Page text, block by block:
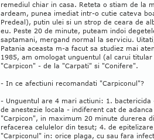
remediul chiar in casa. Reteta o stiam de la
ardeam, punea imediat intr-o cutie cateva
Predeal), putin ulei si un strop de ceara de
eu. Peste 20 de minute, puteam indoi
saptamani, mergand normal la serviciu.
Patania aceasta m-a facut sa studiez mai
1985, am omologat unguentul (al carui
"Carpicon" - de la "Carpati" si "Conifere".
- In ce afectiuni recomandati "Carpiconul"?
- Unguentul are 4 mari actiuni: 1.
de anestezie locala - indiferent cat de
"Carpicon", in maximum 20 minute durerea
refacerea celulelor din tesut; 4. de
"Carpiconul" in: orice plaga, cu sau fara